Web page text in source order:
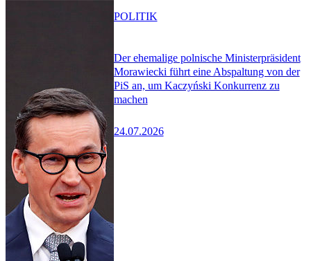
Der ehemalige polnische Ministerpräsident
Morawiecki führt eine Abspaltung von der
PiS an, um Kaczyński Konkurrenz zu
machen
24.07.2026
POLITIK